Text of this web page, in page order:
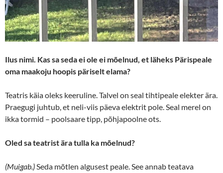
Ilus nimi. Kas sa seda ei ole ei mõelnud, et läheks Pärispeale
oma maakoju hoopis päriselt elama?
Teatris käia oleks keeruline. Talvel on seal tihtipeale elekter ära.
Praegugi juhtub, et neli-viis päeva elektrit pole. Seal merel on
ikka tormid – poolsaare tipp, põhjapoolne ots.
Oled sa teatrist ära tulla ka mõelnud?
(Muigab.)Seda mõtlen algusest peale. See annab teatava